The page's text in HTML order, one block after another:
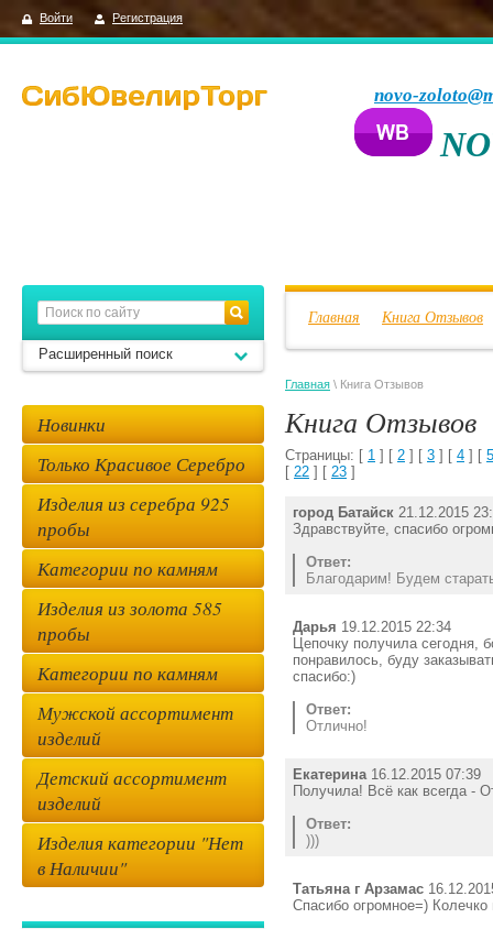
Войти Регистрация
novo-
Главная Книга Отзывов
Главная \ Книга Отзывов
Книга Отзывов
Страницы: [ 1 ] [ 2 ] [ 3 ] [ 4 ] [ 5
[ 22 ] [ 23 ]
город Батайск 21.12.2015
Здравствуйте, спасибо
Ответ:
Благодарим! Будем
Дарья 19.12.2015 22:34
Цепочку получила сегодня,
понравилось, буду
спасибо:)
Ответ:
Отлично!
Екатерина16.12.2015 07:39
Получила! Всё как всегда -
Ответ:
)))
Татьяна г Арзамас
Спасибо огромное=)
Расширенный поиск
Новинки
Только Красивое Серебро
Изделия из серебра 925
пробы
Категории по камням
Изделия из золота 585
пробы
Категории по камням
Мужской ассортимент
изделий
Детский ассортимент
изделий
Изделия категории "Нет
в Наличии"